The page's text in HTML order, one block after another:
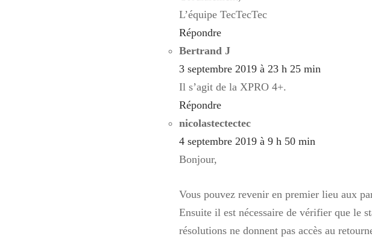
L’équipe TecTecTec
Répondre
Bertrand J
3 septembre 2019 à 23 h 25 min
Il s’agit de la XPRO 4+.
Répondre
nicolastectectec
4 septembre 2019 à 9 h 50 min
Bonjour,
Vous pouvez revenir en premier lieu aux
Ensuite il est nécessaire de vérifier que le
résolutions ne donnent pas accès au